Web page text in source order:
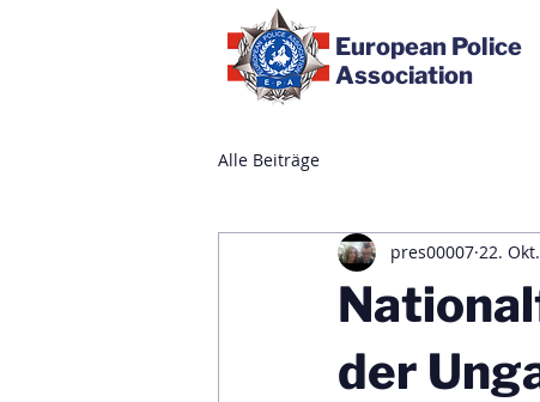
European Police
Association
Alle Beiträge
der
pres00007 22.